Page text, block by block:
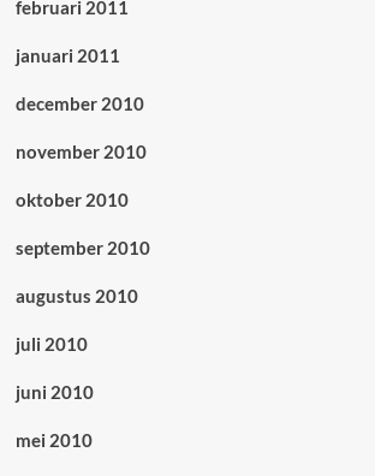
februari 2011
januari 2011
december 2010
november 2010
oktober 2010
september 2010
augustus 2010
juli 2010
juni 2010
mei 2010